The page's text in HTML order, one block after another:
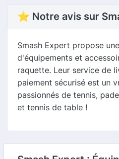
⭐ Notre avis sur
Smash Expert propose
d'équipements et
raquette. Leur service de
paiement sécurisé est un
passionnés de tennis,
et tennis de table !